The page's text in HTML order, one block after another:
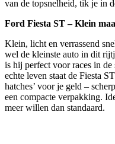
van de topsnelheid, tik je in
Ford Fiesta ST – Klein
Klein, licht en verrassend
wel de kleinste auto in dit
is hij perfect voor races in
echte leven staat de Fiesta
hatches’ voor je geld –
een compacte verpakking.
meer willen dan standaard.